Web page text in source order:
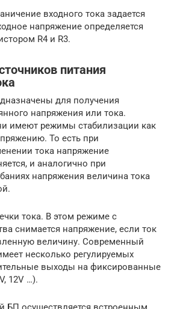
входного тока задается
напряжение определяется
R4 и R3.
питания
для получения
напряжения или тока.
имеют режимы стабилизации как
То есть при
тока напряжение
и аналогично при
напряжения величина тока
тока. В этом режиме с
снимается напряжение, если ток
величину. Современный
несколько регулируемых
выходы на фиксированные
12V …).